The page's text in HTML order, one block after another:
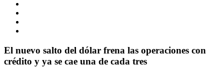
El nuevo salto del dólar frena las operaciones con
crédito y ya se cae una de cada tres